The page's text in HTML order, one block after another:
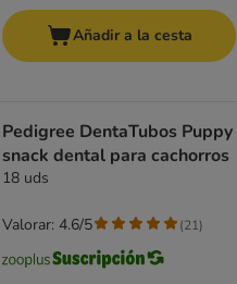
Añadir a la cesta
Pedigree DentaTubos Puppy
snack dental para cachorros
18 uds
Valorar: 4.6/5 (21)